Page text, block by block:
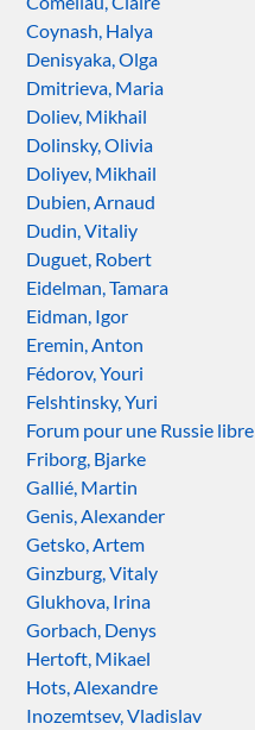
Coynash, Halya
Denisyaka, Olga
Dmitrieva, Maria
Doliev, Mikhail
Dolinsky, Olivia
Doliyev, Mikhail
Dubien, Arnaud
Dudin, Vitaliy
Duguet, Robert
Eidelman, Tamara
Eidman, Igor
Eremin, Anton
Fédorov, Youri
Felshtinsky, Yuri
Forum pour une Russie libre
Friborg, Bjarke
Gallié, Martin
Genis, Alexander
Getsko, Artem
Ginzburg, Vitaly
Glukhova, Irina
Gorbach, Denys
Hertoft, Mikael
Hots, Alexandre
Inozemtsev, Vladislav